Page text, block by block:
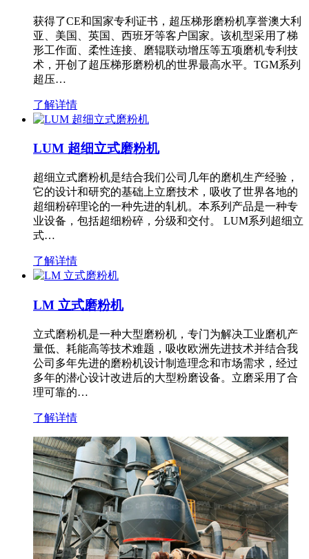
获得了CE和国家专利证书，超压梯形磨粉机享誉澳大利
亚、美国、英国、西班牙等客户国家。该机型采用了梯
形工作面、柔性连接、磨辊联动增压等五项磨机专利技
术，开创了超压梯形磨粉机的世界最高水平。TGM系列
超压…
了解详情
LUM 超细立式磨粉机
超细立式磨粉机是结合我们公司几年的磨机生产经验，
它的设计和研究的基础上立磨技术，吸收了世界各地的
超细粉碎理论的一种先进的轧机。本系列产品是一种专
业设备，包括超细粉碎，分级和交付。 LUM系列超细立
式…
了解详情
LM 立式磨粉机
立式磨粉机是一种大型磨粉机，专门为解决工业磨机产
量低、耗能高等技术难题，吸收欧洲先进技术并结合我
公司多年先进的磨粉机设计制造理念和市场需求，经过
多年的潜心设计改进后的大型粉磨设备。立磨采用了合
理可靠的…
了解详情